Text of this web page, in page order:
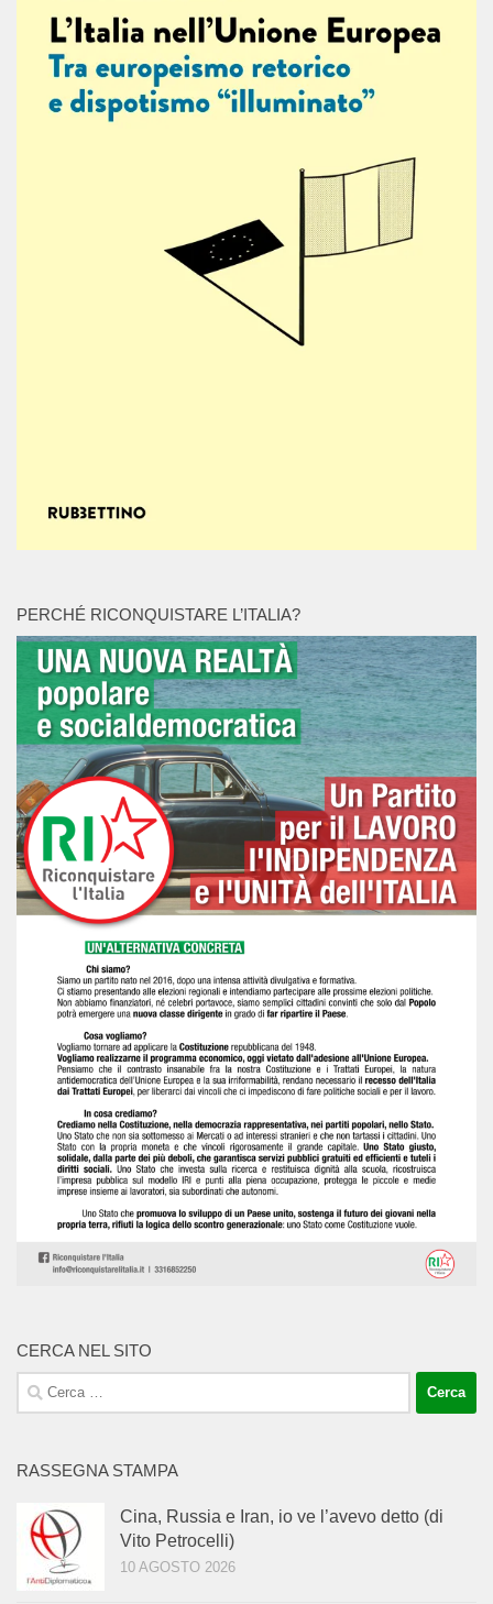
PERCHÉ RICONQUISTARE L’ITALIA?
CERCA NEL SITO
Ricerca
per:
RASSEGNA STAMPA
Cina, Russia e Iran, io ve l’avevo detto (di
Vito Petrocelli)
10 AGOSTO 2026